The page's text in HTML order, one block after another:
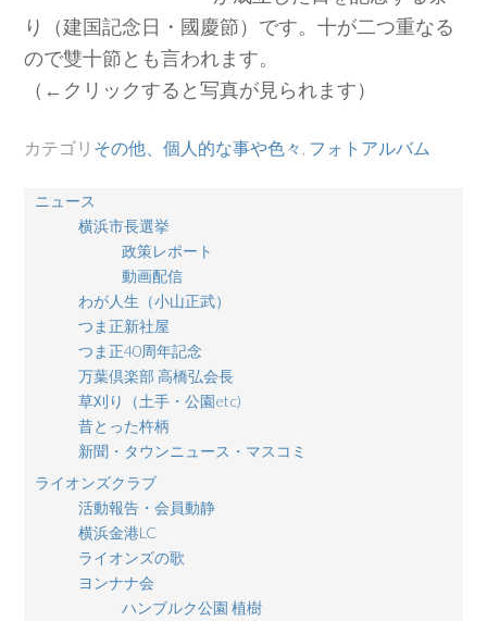
り（建国記念日・國慶節）です。十が二つ重なる
ので雙十節とも言われます。
（←クリックすると写真が見られます）
カテゴリ その他、個人的な事や色々 フォトアルバム
ニュース
横浜市長選挙
政策レポート
動画配信
わが人生（小山正武）
つま正新社屋
つま正40周年記念
万葉倶楽部 高橋弘会長
草刈り（土手・公園etc)
昔とった杵柄
新聞・タウンニュース・マスコミ
ライオンズクラブ
活動報告・会員動静
横浜金港LC
ライオンズの歌
ヨンナナ会
ハンブルク公園 植樹